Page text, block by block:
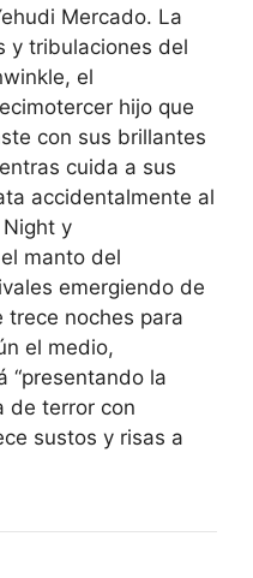
Mercado. La
y tribulaciones del
el
hijo que
con sus brillantes
cuida a sus
accidentalmente al
y
manto del
emergiendo de
trece noches para
el medio,
“presentando la
de terror con
sustos y risas a